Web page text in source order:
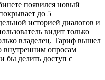
появился новый
до 5
историей диалогов и
видит только
владелец. Тариф вышел
внутренним опросам
бы делить доступ с